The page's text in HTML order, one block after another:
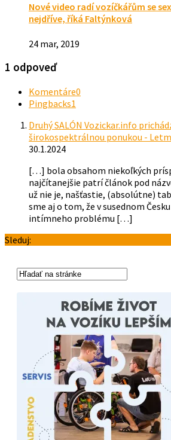
Nové video radí vozíčkářům se
nejdříve, říká Faltýnková
24 mar, 2019
1 odpoveď
Komentáre0
Pingbacks1
Druhý SALÓN Vozickar.info
širokospektrálnou ponukou -
30.1.2024
[…] bola obsahom niekoľkých
najčítanejšie patrí článok pod
už nie je, našťastie, (absolútne)
sme aj o tom, že v susednom
intímneho problému […]
Sleduj: